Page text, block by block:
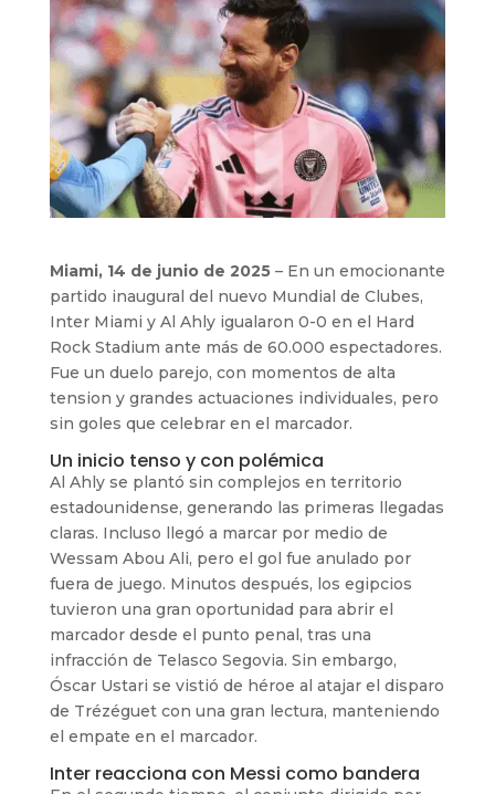
Miami, 14 de junio de 2025– En un emocionante
partido inaugural del nuevo Mundial de Clubes,
Inter Miami y Al Ahly igualaron 0-0 en el Hard
Rock Stadium ante más de 60.000 espectadores.
Fue un duelo parejo, con momentos de alta
tension y grandes actuaciones individuales, pero
sin goles que celebrar en el marcador.
Un inicio tenso y con polémica
Al Ahly se plantó sin complejos en territorio
estadounidense, generando las primeras llegadas
claras. Incluso llegó a marcar por medio de
Wessam Abou Ali, pero el gol fue anulado por
fuera de juego. Minutos después, los egipcios
tuvieron una gran oportunidad para abrir el
marcador desde el punto penal, tras una
infracción de Telasco Segovia. Sin embargo,
Óscar Ustari se vistió de héroe al atajar el disparo
de Trézéguet con una gran lectura, manteniendo
el empate en el marcador.
Inter reacciona con Messi como bandera